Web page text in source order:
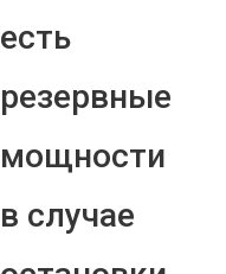
есть
резервные
мощности
в случае